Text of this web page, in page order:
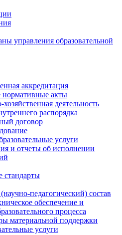
управления образовательной
аккредитация
нормативные акты
деятельность
распорядка
договор
услуги
и отчеты об исполнении
стандарты
педагогический) состав
обеспечение и
процесса
материальной поддержки
услуги